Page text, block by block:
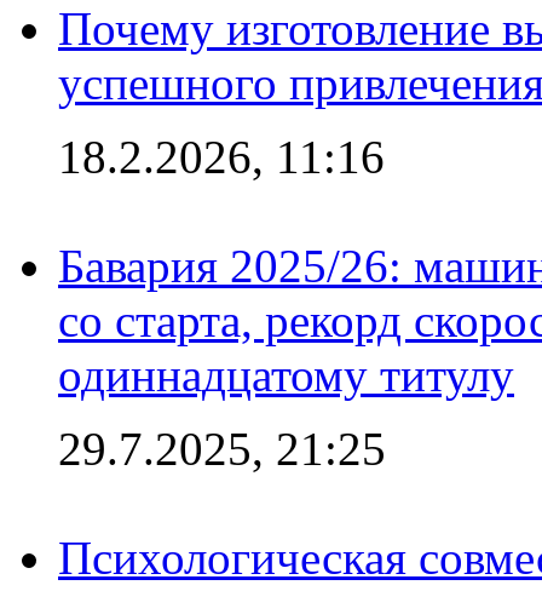
Почему изготовление
успешного
18.2.2026, 11:16
Бавария 2025/26:
со старта, рекорд
одиннадцатому титулу
29.7.2025, 21:25
Психологическая